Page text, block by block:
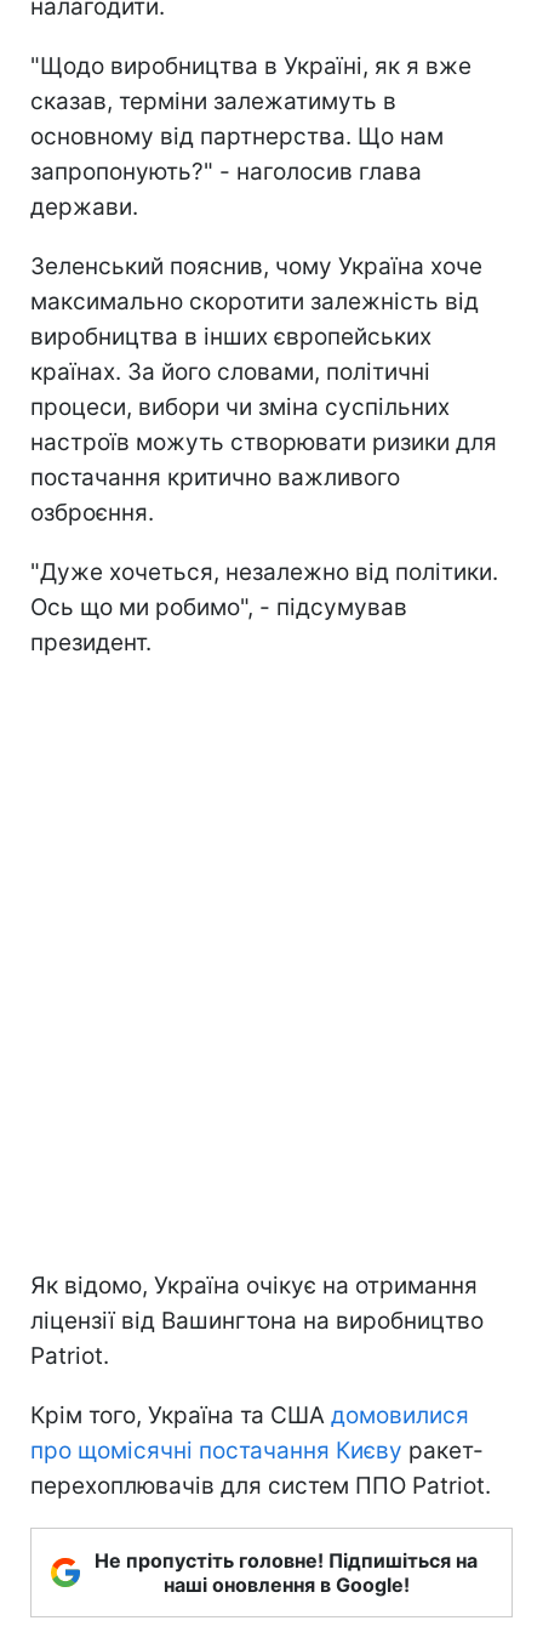
налагодити.
"Щодо виробництва в Україні, як я вже
сказав, терміни залежатимуть в
основному від партнерства. Що нам
запропонують?" - наголосив глава
держави.
Зеленський пояснив, чому Україна хоче
максимально скоротити залежність від
виробництва в інших європейських
країнах. За його словами, політичні
процеси, вибори чи зміна суспільних
настроїв можуть створювати ризики для
постачання критично важливого
озброєння.
"Дуже хочеться, незалежно від політики.
Ось що ми робимо", - підсумував
президент.
Як відомо, Україна очікує на отримання
ліцензії від Вашингтона на виробництво
Patriot.
Крім того, Україна та США домовилися
про щомісячні постачання Києву ракет-
перехоплювачів для систем ППО Patriot.
Не пропустіть головне! Підпишіться на
наші оновлення в Google!